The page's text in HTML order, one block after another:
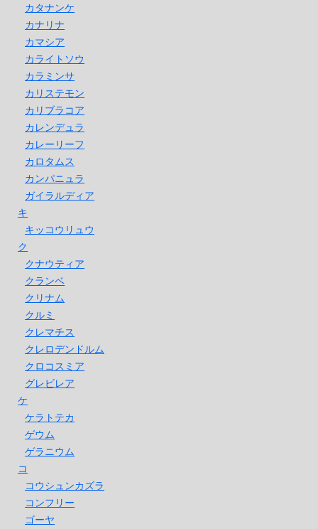
カタナンケ
カナリナ
カマシア
カライトソウ
カラミンサ
カリステモン
カリブラコア
カレンデュラ
カレーリーフ
カロタムス
カンパニュラ
ガイラルディア
キ
キッコウリュウ
ク
クナウティア
クランベ
クリナム
クルミ
クレマチス
クレロデンドルム
クロコスミア
グレビレア
ケ
ケラトテカ
ゲウム
ゲラニウム
コ
コウシュンカズラ
コンフリー
ゴーヤ